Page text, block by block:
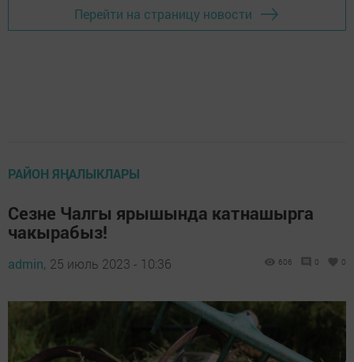
Перейти на страницу новости
РАЙОН ЯҢАЛЫКЛАРЫ
Сезне Чалгы ярышында катнашырга
чакырабыз!
admin, 25 июль 2023 - 10:36 606 0 0